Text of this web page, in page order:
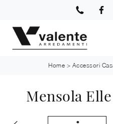
Home > Accessori
Mensola